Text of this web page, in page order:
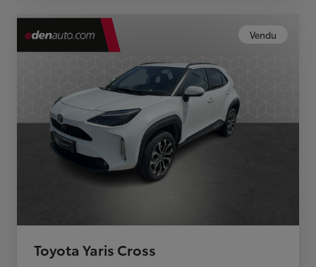
Vendu
Toyota Yaris Cross